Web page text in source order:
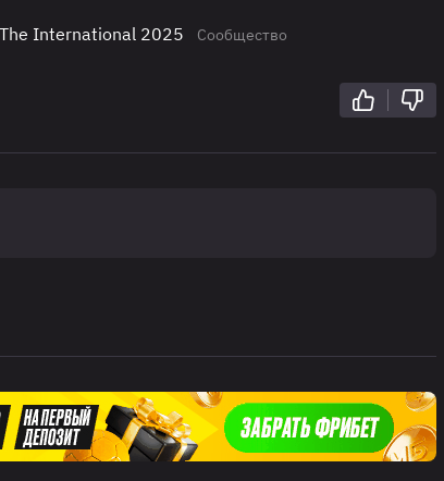
International 2025 Сообщество